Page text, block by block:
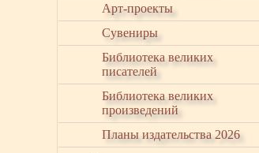
Арт-проекты
Сувениры
Библиотека великих
писателей
Библиотека великих
произведений
Планы издательства 2026